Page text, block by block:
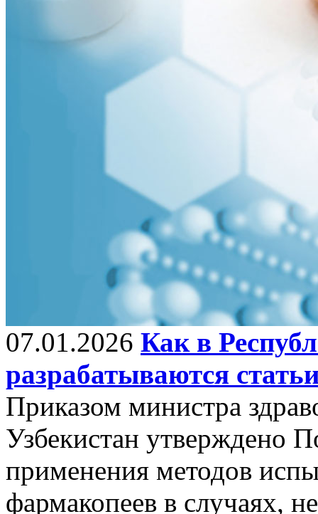
07.01.2026 Как в
разрабатываются
Приказом министра
Узбекистан утверждено
применения методов
фармакопеев в случаях,